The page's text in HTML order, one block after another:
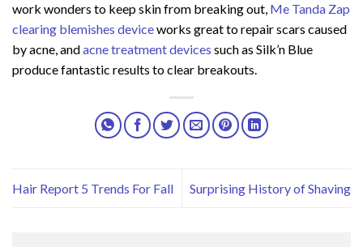
work wonders to keep skin from breaking out, Me Tanda Zap
clearing blemishes deviceworks great to repair scars caused
by acne, andacne treatment devices such as Silk’n Blue
produce fantastic results to clear breakouts.
Hair Report 5 Trends For Fall Surprising History of Shaving